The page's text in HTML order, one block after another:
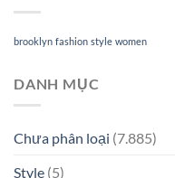
brooklyn fashion style women
DANH MỤC
Chưa phân loại (7.885)
Style (5)